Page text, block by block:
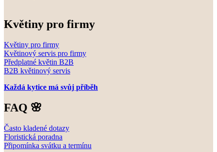
Květiny pro firmy
Květiny pro firmy
Květinový servis pro firmy
Předplatné květin B2B
B2B květinový servis
Každá kytice má svůj příběh
FAQ 🌸
Často kladené dotazy
Floristická poradna
Připomínka svátku a termínu